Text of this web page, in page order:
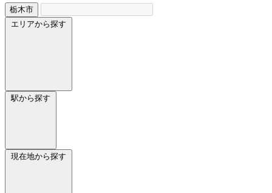
栃木市
エリアから探す
駅から探す
現在地から探す